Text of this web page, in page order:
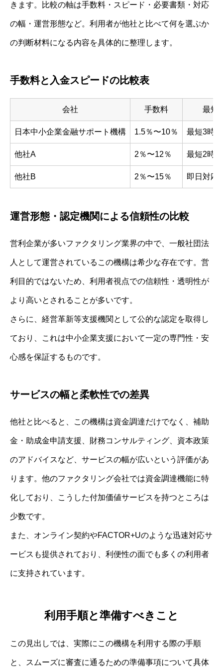
きます。比較の軸は手数料・スピード・必要書類・対応
の幅・運営形態など。利用者が他社と比べて何を選ぶか
の判断材料になる内容を具体的に整理します。
手数料と入金スピードの比較表
会社 手数料 最短
日本中小企業金融サポート機構 1.5％〜10％ 最短3時
他社A 2％〜12％ 最短2時
他社B 2％〜15％ 即日対応
運営形態・認定機関による信頼性の比較
営利企業が多いファクタリング業界の中で、一般社団法
人として運営されているこの機構は希少な存在です。営
利目的ではないため、利用者視点での信頼性・透明性が
より高いとされることが多いです。
さらに、経営革新等支援機関として公的な認定を取得し
ており、これは中小企業支援において一定の専門性・安
心感を保証するものです。
サービスの幅と柔軟性での差異
他社と比べると、この機構は資金調達だけでなく、補助
金・助成金申請支援、財務コンサルティング、資本政策
のアドバイスなど、サービスの幅が広いという評価があ
ります。他のファクタリング会社では資金調達機能に特
化しており、こうした付加価値サービスを持つところは
少数です。
また、オンライン契約やFACTOR+Uのような迅速対応サ
ービスも提供されており、利便性の面でも多くの利用者
に支持されています。
利用手順と準備すべきこと
この見出しでは、実際にこの機構を利用する際の手順
と、スムーズに審査に通るための準備事項について具体